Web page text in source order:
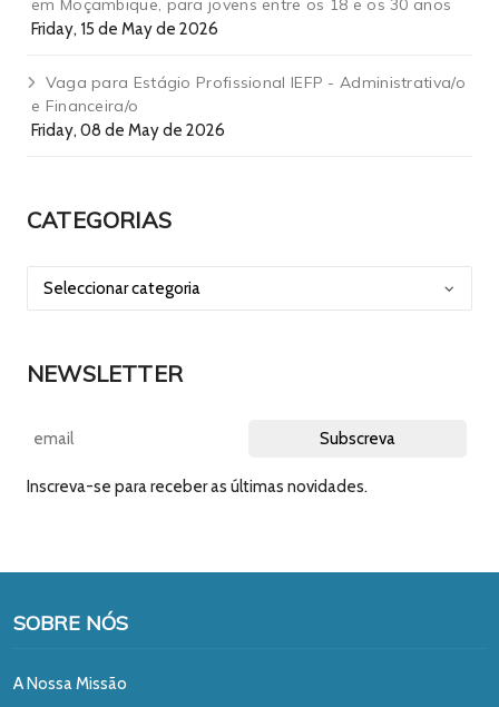
em Moçambique, para jovens entre os 18 e os 30 anos
Friday, 15 de May de 2026
Vaga para Estágio Profissional IEFP - Administrativa/o
e Financeira/o
Friday, 08 de May de 2026
CATEGORIAS
NEWSLETTER
Inscreva-se para receber as últimas novidades.
SOBRE NÓS
A Nossa Missão